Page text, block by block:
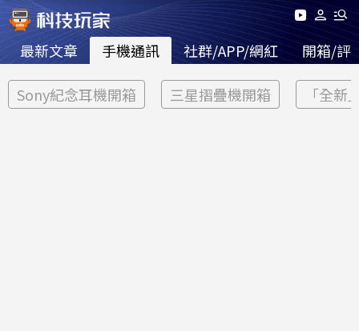
最新文章 手機通訊 社群/APP/網紅 開箱/評
Sony紀念耳機開箱 三星摺疊機開箱 「全新